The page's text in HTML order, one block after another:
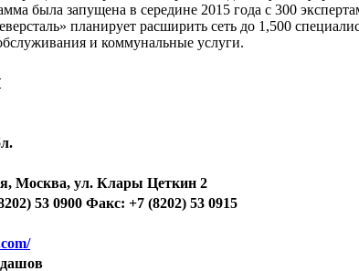
была запущена в середине 2015 года с 300
планирует расширить сеть до 1,500
и коммунальные услуги.
Москва, ул. Клары Цеткин 2
53 0900 Факс: +7 (8202) 53 0915